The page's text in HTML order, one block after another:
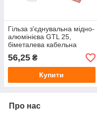
Гільза з'єднувальна мідно-
алюмінієва GTL 25,
біметалева кабельна
з'єднання мідного та
алюмінієвого кабелю під
56,25 ₴
Купити
Про нас